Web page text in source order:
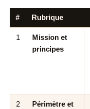
# Rubrique
1
Mission et
principes
2
Périmètre et